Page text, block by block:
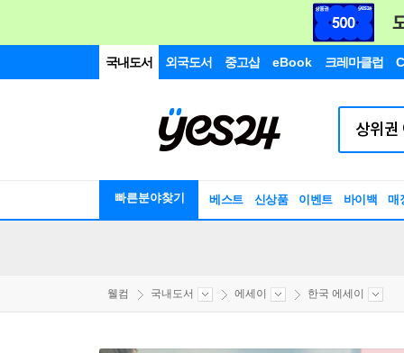
국내도서 외국도서 중고샵 eBook 크레마클럽
빠른분야찾기 베스트 신상품 이벤트 바이백 매
웰컴 국내도서 에세이 한국 에세이